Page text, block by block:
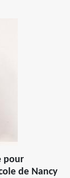
pour
de Nancy